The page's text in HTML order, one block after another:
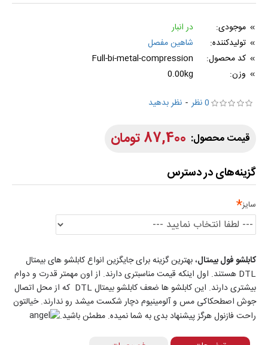
موجودی:
در انبار
تولیدکننده:
شاهین مفصل
کد محصول:
Full-bi-metal-compression
وزن:
0.00kg
0 نظر
- نظر بدهید
87,400 تومان
گزینه‌های در دسترس
سایز
کابلشو فول بیمتال، بهترین گزینه برای جایگزین انواع کابلشو های بیمتال
DTL هستند. اول اینکه قیمت مناسبتری دارند. از اون مهمتر قدرت و دوام
بیشتری دارند. این کابلشو ها ضعف کابلشو بیمتال DTL که از محل اتصال
جوش اصطحکاکی مس و آلومینیوم دچار شکست میشد رو ندارند. خیالتون
راحت فازنول هرگز پیشنهاد بدی به شما نمیده. مطمئن باشید.